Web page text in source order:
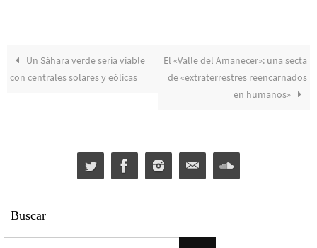
Un Sáhara verde sería viable
con centrales solares y eólicas
El «Valle del Amanecer»: una secta
de «extraterrestres reencarnados
en humanos»
Buscar